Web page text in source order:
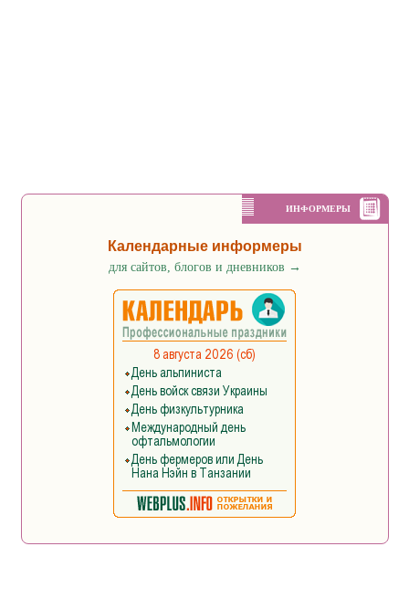
ИНФОРМЕРЫ
Календарные информеры
для сайтов, блогов и дневников →